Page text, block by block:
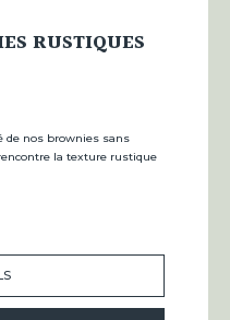
RUSTIQUES
de nos brownies sans
la texture rustique